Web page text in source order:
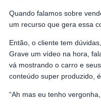
Quando falamos sobre
um recurso que gera essa
Então, o cliente tem
Grave um vídeo na hora,
vá mostrando o carro e
conteúdo super produzido,
“Ah mas eu tenho